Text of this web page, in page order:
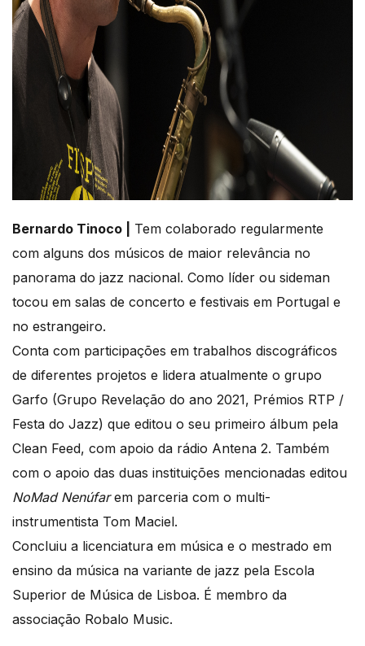
Bernardo Tinoco |
Tem colaborado regularmente
com alguns dos músicos de maior relevância no
panorama do jazz nacional. Como líder ou sideman
tocou em salas de concerto e festivais em Portugal e
no estrangeiro.
Conta com participações em trabalhos discográficos
de diferentes projetos e lidera atualmente o grupo
Garfo (Grupo Revelação do ano 2021, Prémios RTP /
Festa do Jazz) que editou o seu primeiro álbum pela
Clean Feed, com apoio da rádio Antena 2. Também
com o apoio das duas instituições mencionadas editou
NoMad Nenúfarem parceria com o multi-
instrumentista Tom Maciel.
Concluiu a licenciatura em música e o mestrado em
ensino da música na variante de jazz pela Escola
Superior de Música de Lisboa. É membro da
associação Robalo Music.